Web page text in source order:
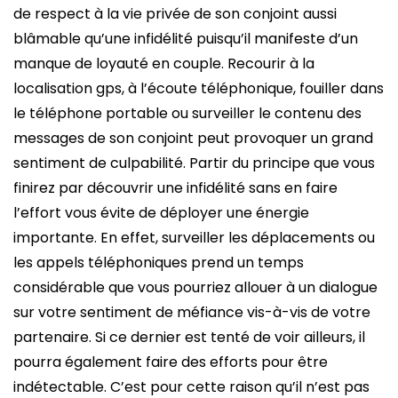
de respect à la vie privée de son conjoint aussi
blâmable qu’une infidélité puisqu’il manifeste d’un
manque de loyauté en couple. Recourir à la
localisation gps, à l’écoute téléphonique, fouiller dans
le téléphone portable ou surveiller le contenu des
messages de son conjoint peut provoquer un grand
sentiment de culpabilité. Partir du principe que vous
finirez par découvrir une infidélité sans en faire
l’effort vous évite de déployer une énergie
importante. En effet, surveiller les déplacements ou
les appels téléphoniques prend un temps
considérable que vous pourriez allouer à un dialogue
sur votre sentiment de méfiance vis-à-vis de votre
partenaire. Si ce dernier est tenté de voir ailleurs, il
pourra également faire des efforts pour être
indétectable. C’est pour cette raison qu’il n’est pas